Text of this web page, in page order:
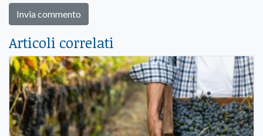
Articoli correlati